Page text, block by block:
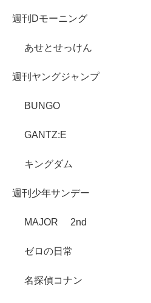
週刊Dモーニング
あせとせっけん
週刊ヤングジャンプ
BUNGO
GANTZ:E
キングダム
週刊少年サンデー
MAJOR 2nd
ゼロの日常
名探偵コナン